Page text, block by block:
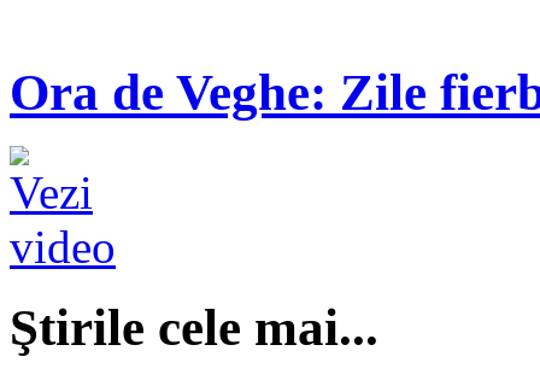
Ora de Veghe: Zile
Ştirile cele mai...